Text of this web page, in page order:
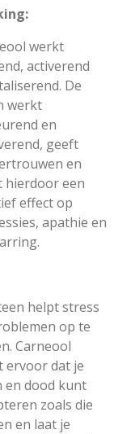
werkt
activerend
De
werkt
en
geeft
en
hierdoor een
effect op
apathie en
helpt stress
op te
Carneool
ervoor dat je
en dood kunt
zoals die
en laat je